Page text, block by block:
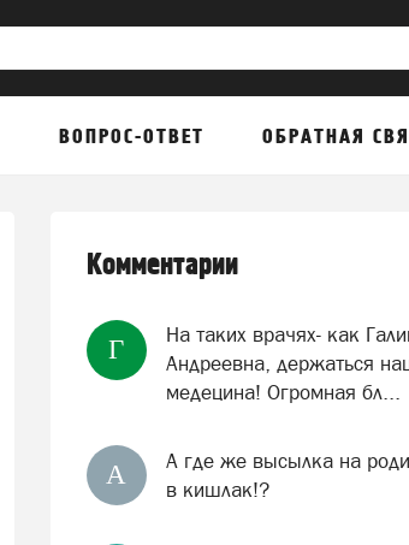
ВОПРОС-ОТВЕТ ОБРАТНАЯ
Комментарии
Г
На таких врачях- как
Андреевна, держаться
медецина! Огромная бл...
А
А где же высылка на
в кишлак!?